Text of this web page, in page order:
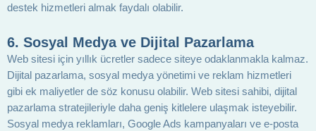
destek hizmetleri almak faydalı olabilir.
6. Sosyal Medya ve Dijital Pazarlama
Web sitesi için yıllık ücretler sadece siteye odaklanmakla kalmaz.
Dijital pazarlama, sosyal medya yönetimi ve reklam hizmetleri
gibi ek maliyetler de söz konusu olabilir. Web sitesi sahibi, dijital
pazarlama stratejileriyle daha geniş kitlelere ulaşmak isteyebilir.
Sosyal medya reklamları, Google Ads kampanyaları ve e-posta